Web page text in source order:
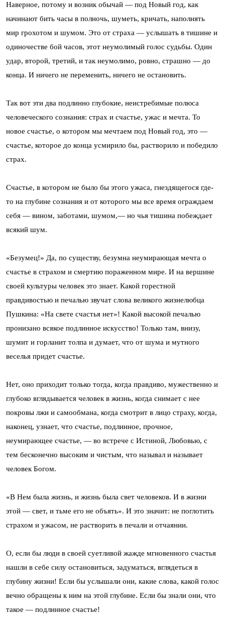
Наверное, потому и возник обычай — под Новый год, как
начинают бить часы в полночь, шуметь, кричать, наполнять
мир грохотом и шумом. Это от страха — услышать в тишине и
одиночестве бой часов, этот неумолимый голос судьбы. Один
удар, второй, третий, и так неумолимо, ровно, страшно — до
конца. И ничего не переменить, ничего не остановить.
Так вот эти два подлинно глубокие, неистребимые полюса
человеческого сознания: страх и счастье, ужас и мечта. То
новое счастье, о котором мы мечтаем под Новый год, это —
счастье, которое до конца усмирило бы, растворило и победило
страх.
Счастье, в котором не было бы этого ужаса, гнездящегося где-
то на глубине сознания и от которого мы все время ограждаем
себя — вином, заботами, шумом,— но чья тишина побеждает
всякий шум.
«Безумец!» Да, по существу, безумна неумирающая мечта о
счастье в страхом и смертию пораженном мире. И на вершине
своей культуры человек это знает. Какой горестной
правдивостью и печалью звучат слова великого жизнелюбца
Пушкина: «На свете счастья нет»! Какой высокой печалью
пронизано всякое подлинное искусство! Только там, внизу,
шумит и горланит толпа и думает, что от шума и мутного
веселья придет счастье.
Нет, оно приходит только тогда, когда правдиво, мужественно и
глубоко вглядывается человек в жизнь, когда снимает с нее
покровы лжи и самообмана, когда смотрит в лицо страху, когда,
наконец, узнает, что счастье, подлинное, прочное,
неумирающее счастье, — во встрече с Истиной, Любовью, с
тем бесконечно высоким и чистым, что называл и называет
человек Богом.
«В Нем была жизнь, и жизнь была свет человеков. И в жизни
этой — свет, и тьме его не объять». И это значит: не поглотить
страхом и ужасом, не растворить в печали и отчаянии.
О, если бы люди в своей суетливой жажде мгновенного счастья
нашли в себе силу остановиться, задуматься, вглядеться в
глубину жизни! Если бы услышали они, какие слова, какой голос
вечно обращены к ним на этой глубине. Если бы знали они, что
такое — подлинное счастье!